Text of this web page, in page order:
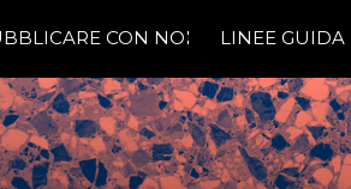
CON NOI LINEE GUIDA